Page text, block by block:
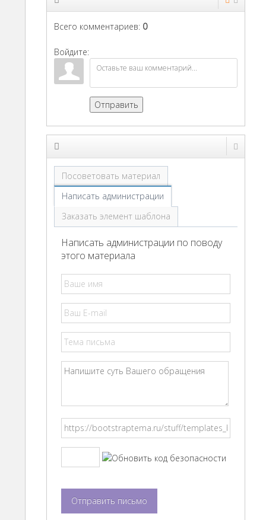
Всего комментариев: 0
Войдите:
Отправить
Посоветовать материал
Написать администрации
Заказать элемент шаблона
Написать администрации по поводу
этого материала